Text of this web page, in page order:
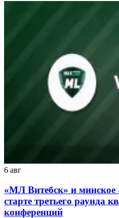
6 авг
«МЛ Витебск» и минское
старте третьего раунда
конференций